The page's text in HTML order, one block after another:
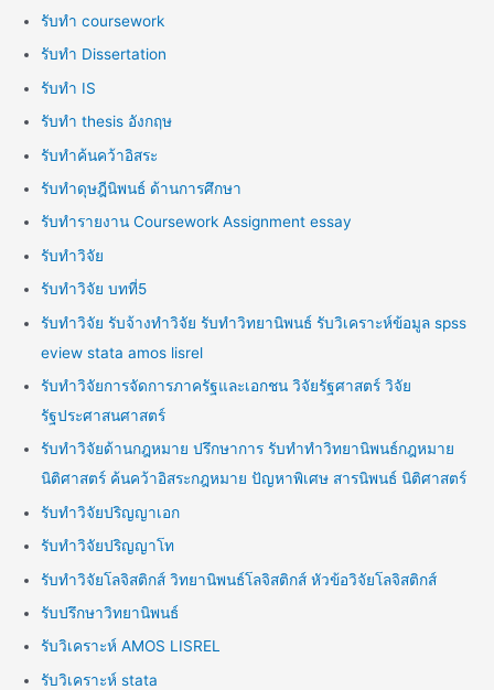
รับทำ coursework
รับทำ Dissertation
รับทำ IS
รับทำ thesis อังกฤษ
รับทำค้นคว้าอิสระ
รับทำดุษฎีนิพนธ์ ด้านการศึกษา
รับทำรายงาน Coursework Assignment essay
รับทำวิจัย
รับทำวิจัย บทที่5
รับทำวิจัย รับจ้างทำวิจัย รับทำวิทยานิพนธ์ รับวิเคราะห์ข้อมูล spss
eview stata amos lisrel
รับทำวิจัยการจัดการภาครัฐและเอกชน วิจัยรัฐศาสตร์ วิจัย
รัฐประศาสนศาสตร์
รับทำวิจัยด้านกฎหมาย ปรึกษาการ รับทำทำวิทยานิพนธ์กฎหมาย
นิติศาสตร์ ค้นคว้าอิสระกฎหมาย ปัญหาพิเศษ สารนิพนธ์ นิติศาสตร์
รับทำวิจัยปริญญาเอก
รับทำวิจัยปริญญาโท
รับทำวิจัยโลจิสติกส์ วิทยานิพนธ์โลจิสติกส์ หัวข้อวิจัยโลจิสติกส์
รับปรึกษาวิทยานิพนธ์
รับวิเคราะห์ AMOS LISREL
รับวิเคราะห์ stata